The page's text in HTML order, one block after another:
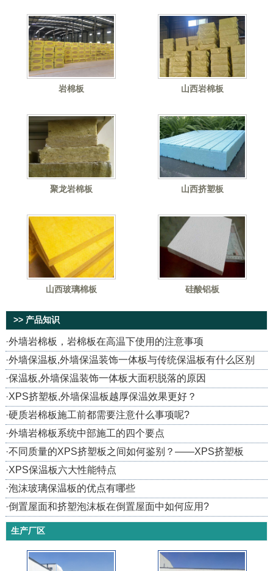
岩棉板 山西岩棉板
聚龙岩棉板 山西挤塑板
山西玻璃棉板 硅酸铝板
>> 产品知识
·外墙岩棉板，岩棉板在高温下使用的注意事项
·外墙保温板,外墙保温装饰一体板与传统保温板有什么区别
·保温板,外墙保温装饰一体板大面积脱落的原因
·XPS挤塑板,外墙保温板越厚保温效果更好？
·硬质岩棉板施工前都需要注意什么事项呢?
·外墙岩棉板系统中部施工的四个要点
·不同质量的XPS挤塑板之间如何鉴别？——XPS挤塑板
·XPS保温板六大性能特点
·泡沫玻璃保温板的优点有哪些
·倒置屋面和挤塑泡沫板在倒置屋面中如何应用?
生产厂区